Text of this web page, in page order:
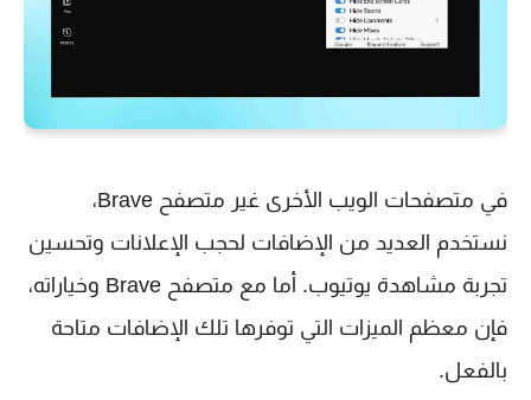
في متصفحات الويب الأخرى غير متصفح Brave،
نستخدم العديد من الإضافات لحجب الإعلانات وتحسين
تجربة مشاهدة يوتيوب. أما مع متصفح Brave وخياراته،
فإن معظم الميزات التي توفرها تلك الإضافات متاحة
بالفعل.